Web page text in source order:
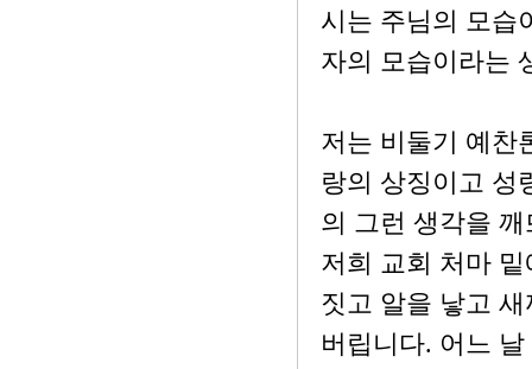
시는 주님의 모습
자의 모습이라는
저는 비둘기 예찬
랑의 상징이고 성
의 그런 생각을
저희 교회 처마
짓고 알을 낳고
버립니다. 어느